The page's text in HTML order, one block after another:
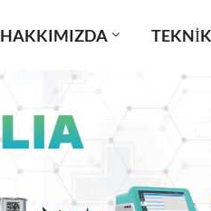
HAKKIMIZDA